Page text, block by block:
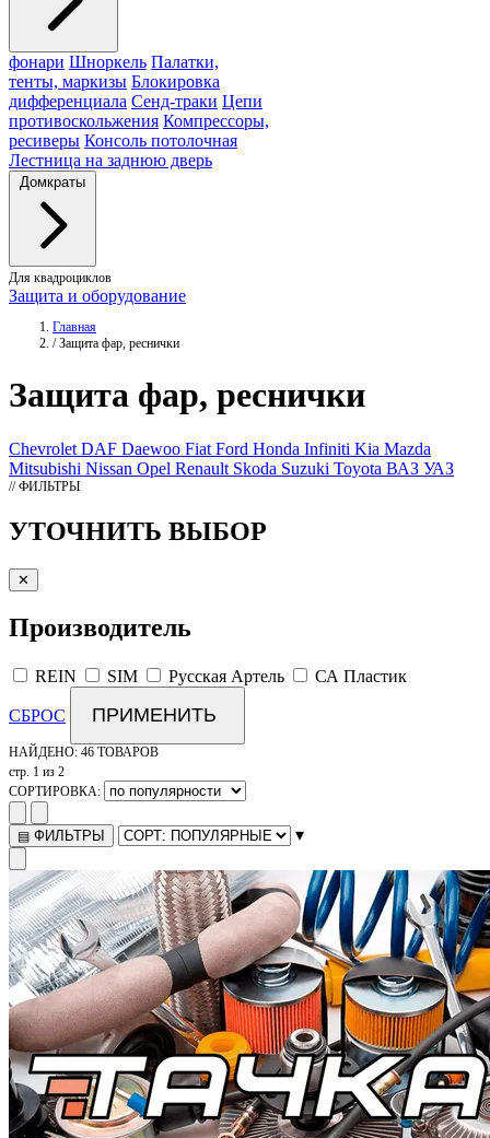
фонари Шноркель Палатки,
тенты, маркизы Блокировка
дифференциала Сенд-траки Цепи
противоскольжения Компрессоры,
ресиверы Консоль потолочная
Лестница на заднюю дверь
Домкраты
Для квадроциклов
Защита и оборудование
Главная
/ Защита фар, реснички
Защита фар, реснички
Chevrolet DAF Daewoo Fiat Ford Honda Infiniti Kia Mazda
Mitsubishi Nissan Opel Renault Skoda Suzuki Toyota ВАЗ УАЗ
// ФИЛЬТРЫ
УТОЧНИТЬ ВЫБОР
✕
Производитель
REIN SIM Русская Артель СА Пластик
СБРОС ПРИМЕНИТЬ
НАЙДЕНО: 46 ТОВАРОВ
стр. 1 из 2
СОРТИРОВКА:
▤ ФИЛЬТРЫ ▾